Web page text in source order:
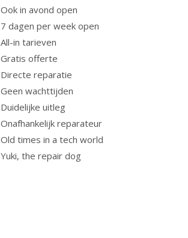
Ook in avond open
7 dagen per week open
All-in tarieven
Gratis offerte
Directe reparatie
Geen wachttijden
Duidelijke uitleg
Onafhankelijk reparateur
Old times in a tech world
Yuki, the repair dog